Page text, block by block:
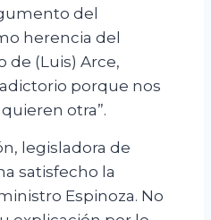
del
herencia del
de (Luis) Arce,
porque nos
otra”.
legisladora de
satisfecho la
Espinoza. No